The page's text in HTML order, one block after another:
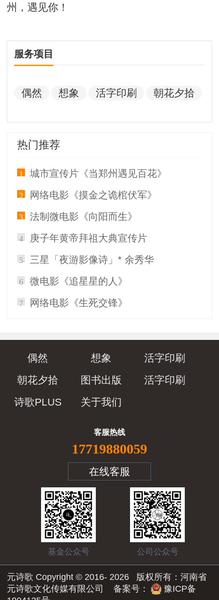
州，遇见你！
服务项目
偶然 想象 活字印刷 朝花夕拾
热门推荐
1 城市宣传片《当郑州遇见百花》
2 网络电影《摸金之诡棺伏军》
3 法制微电影《向阳而生》
4 庚子年黄帝拜祖大典宣传片
5 三星「夜游影像诗」* 余秀华
6 微电影《追星星的人》
7 网络电影《生死交锋》
偶然 想象
活字印刷
朝花夕拾
图书出版
活字印刷
诗歌PLUS
关于我们
客服热线
17719880059
在线客服
基金公众号 公司公众号
元诗歌 Copyright © 2016- 2026
版权所有：河南省
元诗歌文化传媒有限公司 备案号：
豫ICP备